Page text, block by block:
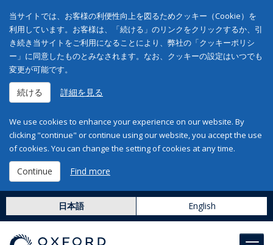
当サイトでは、お客様の利便性向上を図るためクッキー（Cookie）を
利用しています。お客様は、「続ける」のリンクをクリックするか、引
き続き当サイトをご利用になることにより、弊社の「クッキーポリシ
ー」に同意したものとみなされます。なお、クッキーの設定はいつでも
変更が可能です。
続ける 詳細を見る
We use cookies to enhance your experience on our website. By
clicking "continue" or continue using our website, you accept the use
of cookies. You can change the setting of cookies at any time.
Continue Find more
日本語 English